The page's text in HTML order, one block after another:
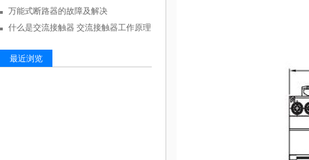
万能式断路器的故障及解决
什么是交流接触器 交流接触器工作原理
最近浏览